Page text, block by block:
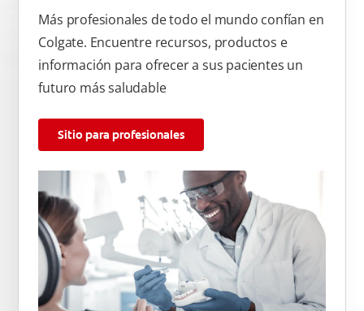
Más profesionales de todo el mundo confían en
Colgate. Encuentre recursos, productos e
información para ofrecer a sus pacientes un
futuro más saludable
Sitio para profesionales